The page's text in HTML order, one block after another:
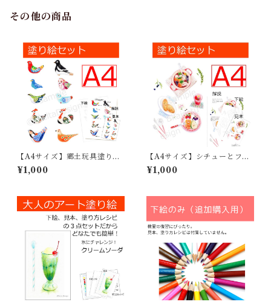
その他の商品
【A4サイズ】郷土玩具塗り絵
_鳥_01
¥1,000
【A4サイズ】シチューとフル
ーツ
¥1,000